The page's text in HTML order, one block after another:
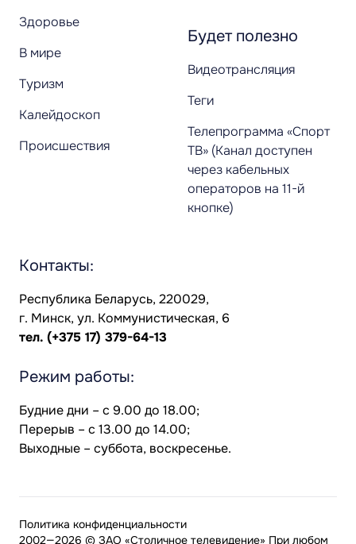
Здоровье
В мире
Туризм
Калейдоскоп
Происшествия
Будет полезно
Видеотрансляция
Теги
Телепрограмма «Спорт
ТВ» (Канал доступен
через кабельных
операторов на 11-й
кнопке)
Контакты:
Республика Беларусь, 220029,
г. Минск, ул. Коммунистическая, 6
тел. (+375 17) 379-64-13
Режим работы:
Будние дни – с 9.00 до 18.00;
Перерыв – с 13.00 до 14.00;
Выходные – суббота, воскресенье.
2002—2026 © ЗАО «Столичное телевидение» При любом
Политика конфиденциальности